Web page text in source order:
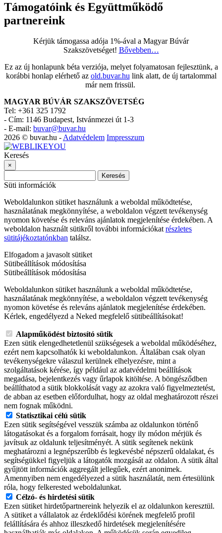
Támogatóink és Együttműködő
partnereink
Kérjük támogassa adója 1%-ával a Magyar Búvár
Szakszövetséget! Bővebben…
Ez az új honlapunk béta verziója, melyet folyamatosan fejlesztünk, a
korábbi honlap elérhető az old.buvar.hulink alatt, de új tartalommal
már nem frissül.
MAGYAR BÚVÁR SZAKSZÖVETSÉG
Tel: +361 325 1792
- Cím: 1146 Budapest, Istvánmezei út 1-3
- E-mail: buvar@buvar.hu
2026 © buvar.hu -Adatvédelem Impresszum
Keresés
×
Keresés
Süti információk
Weboldalunkon sütiket használunk a weboldal működtetése,
használatának megkönnyítése, a weboldalon végzett tevékenység
nyomon követése és releváns ajánlatok megjelenítése érdekében. A
weboldalon használt sütikről további információkatrészletes
sütitájékoztatónkban találsz.
Elfogadom a javasolt sütiket
Sütibeállítások módosítása
Sütibeállítások módosítása
Weboldalunkon sütiket használunk a weboldal működtetése,
használatának megkönnyítése, a weboldalon végzett tevékenység
nyomon követése és releváns ajánlatok megjelenítése érdekében.
Kérlek, engedélyezd a Neked megfelelő sütibeállításokat!
Alapműködést biztosító sütik
Ezen sütik elengedhetetlenül szükségesek a weboldal működéséhez,
ezért nem kapcsolhatók ki weboldalunkon. Általában csak olyan
tevékenységekre válaszul kerülnek elhelyezésre, mint a
szolgáltatások kérése, így például az adatvédelmi beállítások
megadása, bejelentkezés vagy űrlapok kitöltése. A böngésződben
beállíthatod a sütik blokkolását vagy az azokra való figyelmeztetést,
de abban az esetben előfordulhat, hogy az oldal meghatározott részei
nem fognak működni.
Statisztikai célú sütik
Ezen sütik segítségével vesszük számba az oldalunkon történő
látogatásokat és a forgalom forrásait, hogy ily módon mérjük és
javítsuk az oldalunk teljesítményét. A sütik segítenek nekünk
meghatározni a legnépszerűbb és legkevésbé népszerű oldalakat, és
segítségükkel figyeljük a látogatók mozgását az oldalon. A sütik által
gyűjtött információk aggregált jellegűek, ezért anonimek.
Amennyiben nem engedélyezed a sütik használatát, nem értesülünk
róla, hogy felkerested weboldalunkat.
Célzó- és hirdetési sütik
Ezen sütiket hirdetőpartnereink helyezik el az oldalunkon keresztül.
A sütiket a vállalatok az érdeklődési körének megfelelő profil
felállítására és ahhoz illeszkedő hirdetések megjelenítésére